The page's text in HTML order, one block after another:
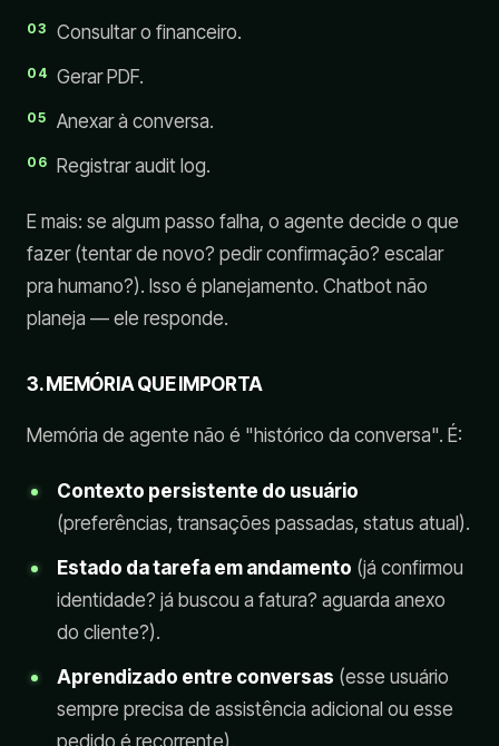
Consultar o financeiro.
Gerar PDF.
Anexar à conversa.
Registrar audit log.
E mais: se algum passo falha, o agente decide o que
fazer (tentar de novo? pedir confirmação? escalar
pra humano?). Isso é planejamento. Chatbot não
planeja — ele responde.
3. MEMÓRIA QUE IMPORTA
Memória de agente não é "histórico da conversa". É:
Contexto persistente do usuário
(preferências, transações passadas, status atual).
Estado da tarefa em andamento (já confirmou
identidade? já buscou a fatura? aguarda anexo
do cliente?).
Aprendizado entre conversas (esse usuário
sempre precisa de assistência adicional ou esse
pedido é recorrente).